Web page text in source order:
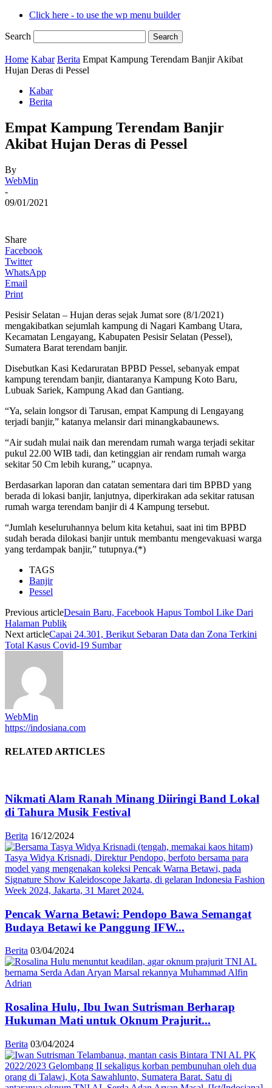
Click here - to use the wp menu builder
Search
Home Kabar Berita Empat Kampung Terendam Banjir Akibat
Hujan Deras di Pessel
Kabar
Berita
Empat Kampung Terendam Banjir
Akibat Hujan Deras di Pessel
By
WebMin
-
09/01/2021
Share
Facebook
Twitter
WhatsApp
Email
Print
Pesisir Selatan – Hujan deras sejak Jumat sore (8/1/2021)
mengakibatkan sejumlah kampung di Nagari Kambang Utara,
Kecamatan Lengayang, Kabupaten Pesisir Selatan (Pessel),
Sumatera Barat terendam banjir.
Disebutkan Kasi Kedaruratan BPBD Pessel, sebanyak empat
kampung terendam banjir, diantaranya Kampung Koto Baru,
Lubuak Sariek, Kampung Akad dan Gantiang.
“Ya, selain longsor di Tarusan, empat Kampung di Lengayang
terjadi banjir,” katanya melansir dari minangkabaunews.
“Air sudah mulai naik dan merendam rumah warga terjadi sekitar
pukul 22.00 WIB tadi, dan ketinggian air rendam rumah warga
sekitar 50 Cm lebih kurang,” ucapnya.
Berdasarkan laporan dan catatan sementara dari tim BPBD yang
berada di lokasi banjir, lanjutnya, diperkirakan ada sekitar ratusan
rumah warga terendam banjir di 4 Kampung tersebut.
“Jumlah keseluruhannya belum kita ketahui, saat ini tim BPBD
sudah berada dilokasi banjir untuk membantu mengevakuasi warga
yang terdampak banjir,” tutupnya.(*)
TAGS
Banjir
Pessel
Previous articleDesain Baru, Facebook Hapus Tombol Like Dari
Halaman Publik
Next articleCapai 24.301, Berikut Sebaran Data dan Zona Terkini
Total Kasus Covid-19 Sumbar
WebMin
https://indosiana.com
RELATED ARTICLES
Nikmati Alam Ranah Minang Diiringi Band Lokal
di Tahura Musik Festival
Berita 16/12/2024
Pencak Warna Betawi: Pendopo Bawa Semangat
Budaya Betawi ke Panggung IFW...
Berita 03/04/2024
Rosalina Hulu, Ibu Iwan Sutrisman Berharap
Hukuman Mati untuk Oknum Prajurit...
Berita 03/04/2024